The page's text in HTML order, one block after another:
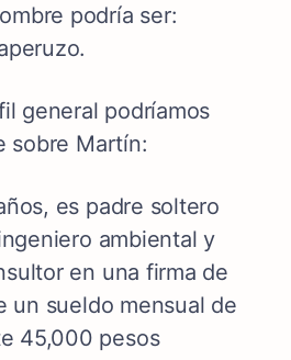
podría ser:
general podríamos
sobre Martín:
es padre soltero
ambiental y
en una firma de
un sueldo mensual de
45,000 pesos